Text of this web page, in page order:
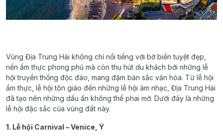
Vùng Địa Trung Hải không chỉ nổi tiếng với bờ biển tuyệt đẹp,
nền ẩm thực phong phú mà còn thu hút du khách bởi những lễ
hội truyền thống độc đáo, mang đậm bản sắc văn hóa. Từ lễ hội
ẩm thực, lễ hội tôn giáo đến những lễ hội âm nhạc, Địa Trung Hải
đã tạo nên những dấu ấn không thể phai mờ. Dưới đây là những
lễ hội đặc sắc của vùng đất này.
1. Lễ hội Carnival – Venice, Ý